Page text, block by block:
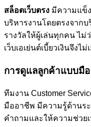
สล็อตเว็บตรง มีความแข็
บริหารงานโดยตรงจาก
รางวัลให้ผู้เล่นทุกคน ไม่
เว็บเอเย่นต์เบี้ยวเงินจึงไ
การดูแลลูกค้าแบบมื
ทีมงาน Customer
มืออาชีพ มีความรู้ด้านร
คำถามและให้ความช่วย